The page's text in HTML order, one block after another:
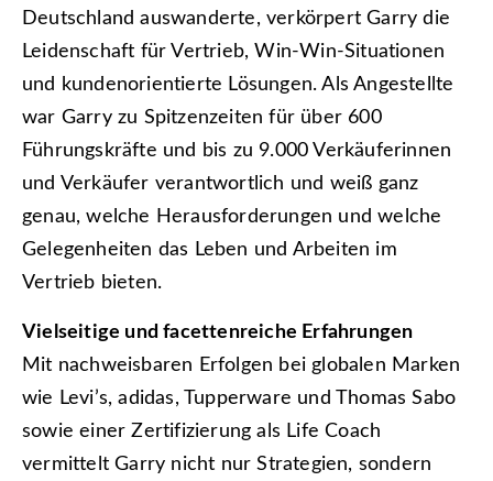
Deutschland auswanderte, verkörpert Garry die
Leidenschaft für Vertrieb, Win-Win-Situationen
und kundenorientierte Lösungen. Als Angestellte
war Garry zu Spitzenzeiten für über 600
Führungskräfte und bis zu 9.000 Verkäuferinnen
und Verkäufer verantwortlich und weiß ganz
genau, welche Herausforderungen und welche
Gelegenheiten das Leben und Arbeiten im
Vertrieb bieten.
Vielseitige und facettenreiche Erfahrungen
Mit nachweisbaren Erfolgen bei globalen Marken
wie Levi’s, adidas, Tupperware und Thomas Sabo
sowie einer Zertifizierung als Life Coach
vermittelt Garry nicht nur Strategien, sondern